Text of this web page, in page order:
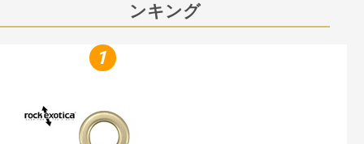
ンキング
1